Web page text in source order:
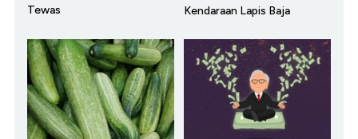
Tewas
Kendaraan Lapis Baja